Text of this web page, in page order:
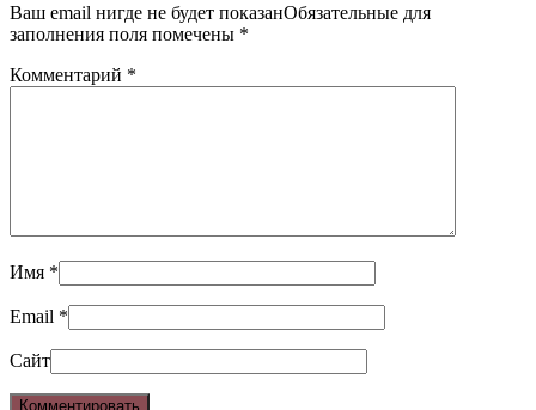
Ваш email нигде не будет показанОбязательные для
заполнения поля помечены *
Комментарий *
Имя *
Email *
Сайт